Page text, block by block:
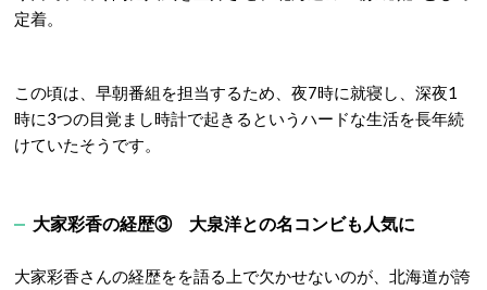
定着。
この頃は、早朝番組を担当するため、夜7時に就寝し、深夜1
時に3つの目覚まし時計で起きるというハードな生活を長年続
けていたそうです。
大家彩香の経歴③ 大泉洋との名コンビも人気に
大家彩香さんの経歴をを語る上で欠かせないのが、北海道が誇